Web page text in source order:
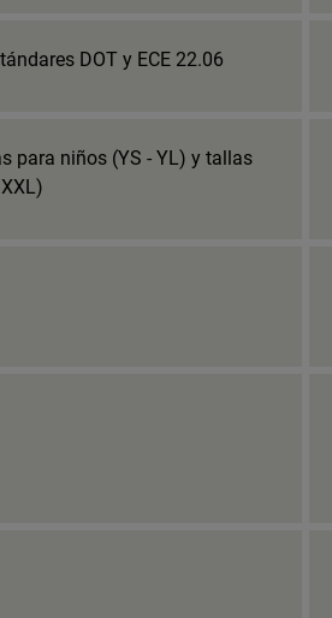
DOT y ECE 22.06
para niños (YS - YL) y tallas